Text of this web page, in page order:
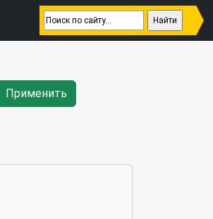
Применить